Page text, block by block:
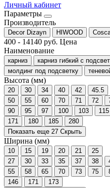
Личный кабинет
Параметры
Производитель
Decor Dizayn HIWOOD
400 - 14140 руб. Цена
Наименование
карниз карниз гибкий с
молдинг под подсветку
Высота (мм)
20 30 34 40 42
45.5
50
55 60 70 71 72
90
95 97 100 103 115
171
180 185
280
Показать еще 27 Скрыть
Ширина (мм)
10 15 19 20 21
25
27
30 33 35 37 38
55
58 65 70 73 75
146
171
173